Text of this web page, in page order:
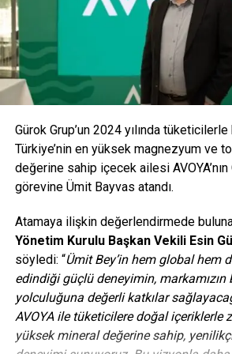
Gürok Grup’un 2024 yılında
Türkiye’nin en yüksek magnezyum ve
değerine sahip içecek ailesi
görevine Ümit Bayvas atandı.
Atamaya ilişkin değerlendirmede
Yönetim Kurulu Başkan Vekili Esin
söyledi: “Ümit Bey’in hem global hem
edindiği güçlü deneyimin, markamızın
yolculuğuna değerli katkılar
AVOYA ile tüketicilere doğal içeriklerle
yüksek mineral değerine sahip,